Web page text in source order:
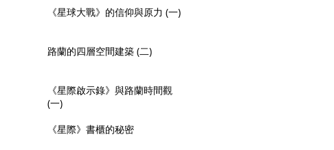
《星球大戰》的信仰與原力 (一)
路蘭的四層空間建築 (二)
《星際啟示錄》與路蘭時間觀
(一)
《星際》書櫃的秘密